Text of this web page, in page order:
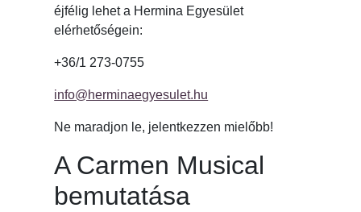
éjfélig lehet a Hermina Egyesület
elérhetőségein:
+36/1 273-0755
info@herminaegyesulet.hu
Ne maradjon le, jelentkezzen mielőbb!
A Carmen Musical
bemutatása